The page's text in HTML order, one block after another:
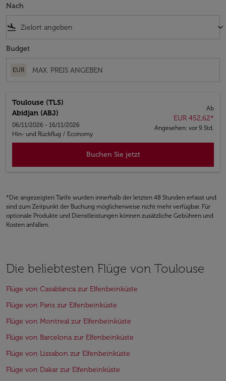
Nach
flight_land keyboard_arrow_down
Budget
EUR
Toulouse (TLS)
Abidjan (ABJ)
06/11/2026 - 16/11/2026
Hin- und Rückflug / Economy
Ab
EUR 452,62*
Angesehen: vor 9 Std.
Buchen Sie jetzt
*Die angezeigten Tarife wurden innerhalb der letzten 48 Stunden erfasst und
sind zum Zeitpunkt der Buchung möglicherweise nicht mehr verfügbar. Für
optionale Produkte und Dienstleistungen können zusätzliche Gebühren und
Kosten anfallen.
Die beliebtesten Flüge von Toulouse
Flüge von Casablanca zur Elfenbeinküste
Flüge von Paris zur Elfenbeinküste
Flüge von Montreal zur Elfenbeinküste
Flüge von Barcelona zur Elfenbeinküste
Flüge von Lissabon zur Elfenbeinküste
Flüge von Dakar zur Elfenbeinküste